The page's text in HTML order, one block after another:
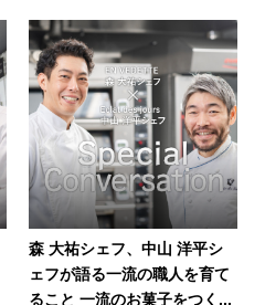
森 大祐シェフ、中山 洋平シ
ェフが語る一流の職人を育て
ること 一流のお菓子をつく...